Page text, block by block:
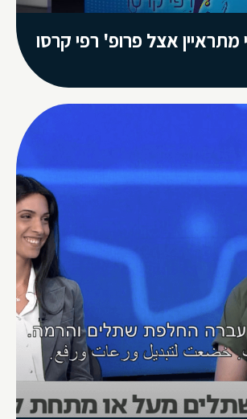
אצל פרופ' רפי קרסו